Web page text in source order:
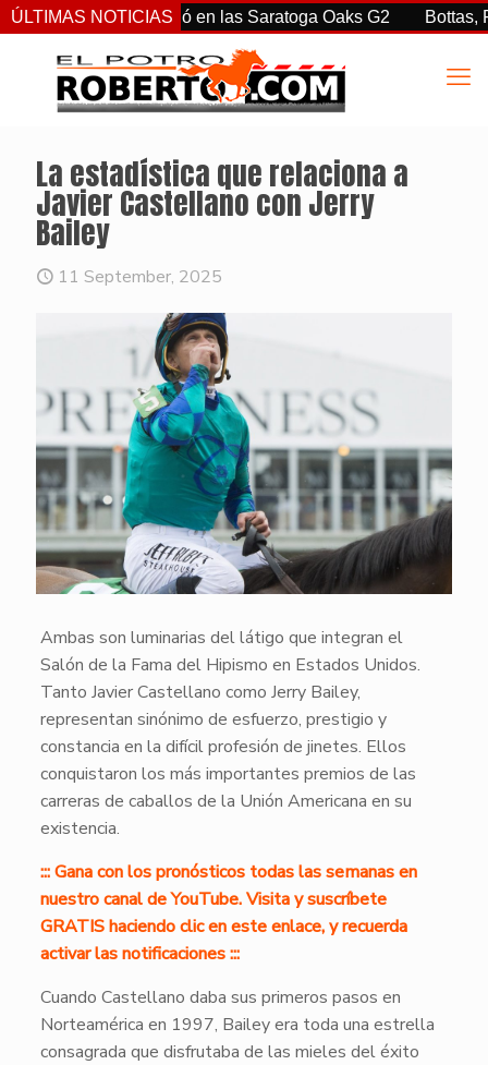
ÚLTIMAS NOTICIAS
Jr. sorprendió en las Saratoga Oaks G2 Bottas,
La estadística que relaciona a
Javier Castellano con Jerry
Bailey
11 September, 2025
Ambas son luminarias del látigo que integran el
Salón de la Fama del Hipismo en Estados Unidos.
Tanto Javier Castellano como Jerry Bailey,
representan sinónimo de esfuerzo, prestigio y
constancia en la difícil profesión de jinetes. Ellos
conquistaron los más importantes premios de las
carreras de caballos de la Unión Americana en su
existencia.
::: Gana con los pronósticos todas las semanas en
nuestro canal de YouTube. Visita y suscríbete
GRATIS haciendo clic en este enlace, y recuerda
activar las notificaciones :::
Cuando Castellano daba sus primeros pasos en
Norteamérica en 1997, Bailey era toda una estrella
consagrada que disfrutaba de las mieles del éxito